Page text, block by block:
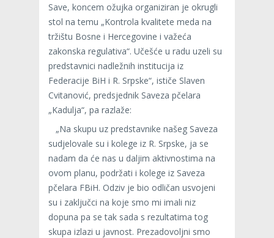
Save, koncem ožujka organiziran je okrugli
stol na temu „Kontrola kvalitete meda na
tržištu Bosne i Hercegovine i važeća
zakonska regulativa“. Učešće u radu uzeli su
predstavnici nadležnih institucija iz
Federacije BiH i R. Srpske“, ističe Slaven
Cvitanović, predsjednik Saveza pčelara
„Kadulja“, pa razlaže:
„Na skupu uz predstavnike našeg Saveza
sudjelovale su i kolege iz R. Srpske, ja se
nadam da će nas u daljim aktivnostima na
ovom planu, podržati i kolege iz Saveza
pčelara FBiH. Odziv je bio odličan usvojeni
su i zaključci na koje smo mi imali niz
dopuna pa se tak sada s rezultatima tog
skupa izlazi u javnost. Prezadovoljni smo